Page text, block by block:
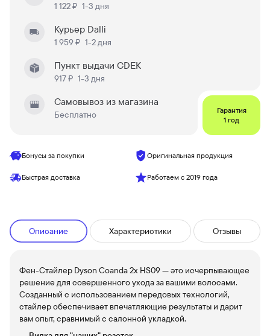
1 122 ₽ 1-3 дня
Курьер Dalli
1 959 ₽ 1-2 дня
Пункт выдачи CDEK
917 ₽ 1-3 дня
Самовывоз из магазина
Бесплатно
Гарантия
1 год
Бонусы за покупки Оригинальная продукция
Быстрая доставка Работаем с 2019 года
Описание Характеристики Отзывы
Фен-Стайлер Dyson Coanda 2x HS09 — это исчерпывающее
решение для совершенного ухода за вашими волосами.
Созданный с использованием передовых технологий,
стайлер обеспечивает впечатляющие результаты и дарит
вам опыт, сравнимый с салонной укладкой.